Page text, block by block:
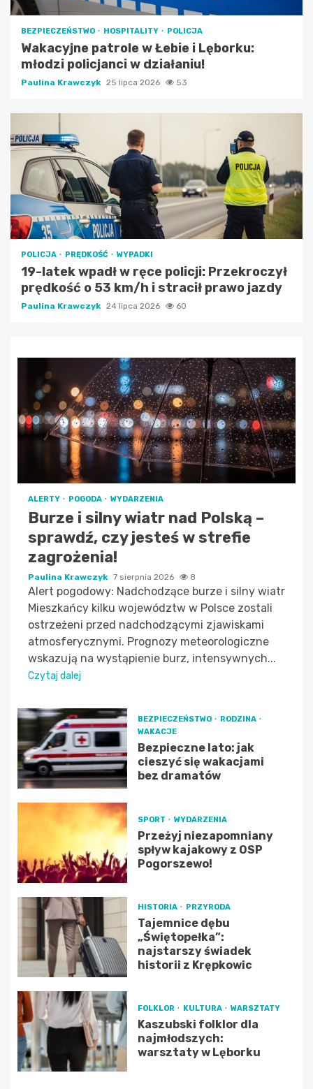
BEZPIECZEŃSTWO HOSPITALITY POLICJA
Wakacyjne patrole w Łebie i Lęborku:
młodzi policjanci w działaniu!
Paulina Krawczyk 25 lipca 2026 53
POLICJA PRĘDKOŚĆ WYPADKI
19-latek wpadł w ręce policji: Przekroczył
prędkość o 53 km/h i stracił prawo jazdy
Paulina Krawczyk 24 lipca 2026 60
ALERTY POGODA WYDARZENIA
Burze i silny wiatr nad Polską –
sprawdź, czy jesteś w strefie
zagrożenia!
Paulina Krawczyk 7 sierpnia 2026 8
Alert pogodowy: Nadchodzące burze i silny wiatr
Mieszkańcy kilku województw w Polsce zostali
ostrzeżeni przed nadchodzącymi zjawiskami
atmosferycznymi. Prognozy meteorologiczne
wskazują na wystąpienie burz, intensywnych...
Czytaj dalej
BEZPIECZEŃSTWO
RODZINA
WAKACJE
Bezpieczne lato: jak
cieszyć się wakacjami
bez dramatów
SPORT WYDARZENIA
Przeżyj niezapomniany
spływ kajakowy z OSP
Pogorszewo!
HISTORIA PRZYRODA
Tajemnice dębu
„Świętopełka”:
najstarszy świadek
historii z Krępkowic
FOLKLOR KULTURA WARSZTATY
Kaszubski folklor dla
najmłodszych:
warsztaty w Lęborku